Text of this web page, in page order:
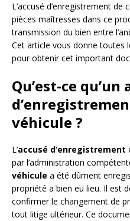
L’accusé d’enregistrement de
pièces maîtresses dans ce
transmission du bien entre
Cet article vous donne toutes
pour obtenir cet important
Qu’est-ce qu’un
véhicule ?
L’accusé d’enregistrement
par l’administration
véhicule a été dûment
propriété a bien eu lieu. Il est
confirmer le changement de
tout litige ultérieur. Ce